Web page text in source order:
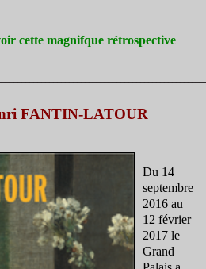
cette magnifque rétrospective
FANTIN-LATOUR
Du 14
septembre
2016 au
12 février
2017 le
Grand